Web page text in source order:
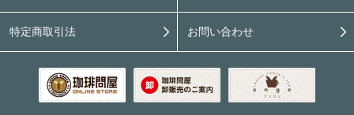
特定商取引法 お問い合わせ